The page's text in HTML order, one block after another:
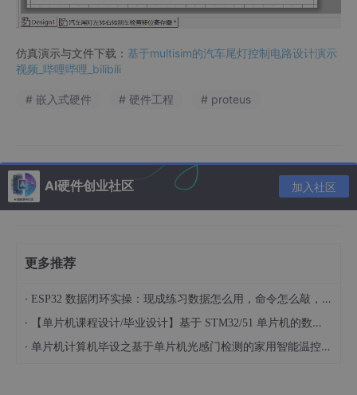
仿真演示与文件下载： 基于multisim的汽车尾灯控制电路设计演示
视频_哔哩哔哩_bilibili
# 嵌入式硬件 # 硬件工程 # proteus
AI硬件创业社区 加入社区
更多推荐
· ESP32 数据闭环实操：现成练习数据怎么用，命令怎么敲，代码写了啥
· 【单片机课程设计/毕业设计】基于 STM32/51 单片机的数码管显示距离报警硬件系统设计 基于 51/STM32 单片机的车载简易超声测距报警模块设计（022901）
· 单片机计算机毕设之基于单片机光感门检测的家用智能温控冰箱硬件系统设计 基于单片机的双路温度实时显示与自动制冷调控装置开发（023101）